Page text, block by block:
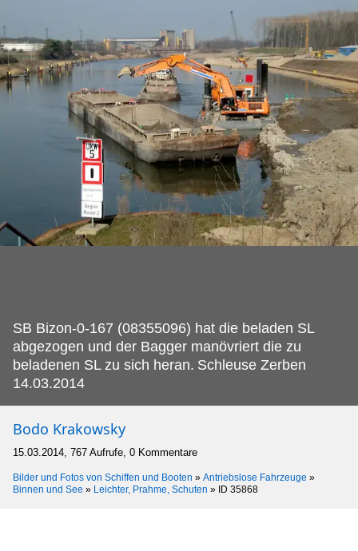
SB Bizon-0-167 (08355096) hat die beladen SL
abgezogen und der Bagger manövriert die zu
beladenen SL zu sich heran. Schleuse Zerben
14.03.2014
Bodo Krakowsky
15.03.2014, 767 Aufrufe, 0 Kommentare
Bilder und Fotos von Schiffen und Booten » Antriebslose Fahrzeuge »
Binnen und See » Leichter, Prahme, Schuten » ID 35868